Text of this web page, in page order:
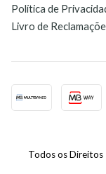
Logger Lite.
Conexão:
Preparação
Política de
Livro de
Todos os Direitos